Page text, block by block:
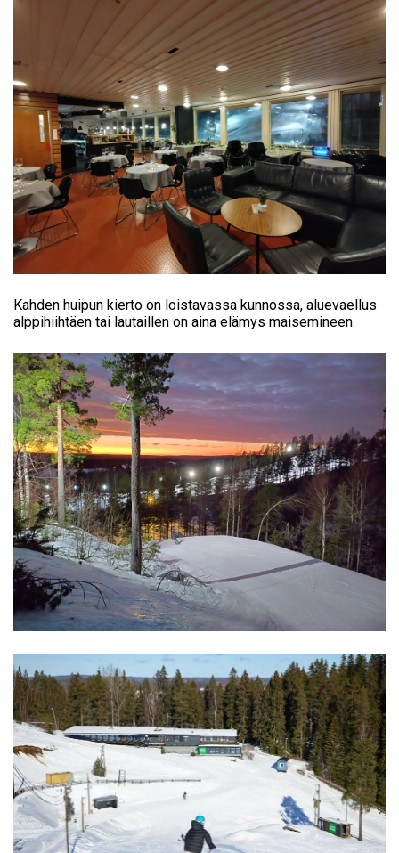
Kahden huipun kierto on loistavassa kunnossa, aluevaellus
alppihiihtäen tai lautaillen on aina elämys maisemineen.